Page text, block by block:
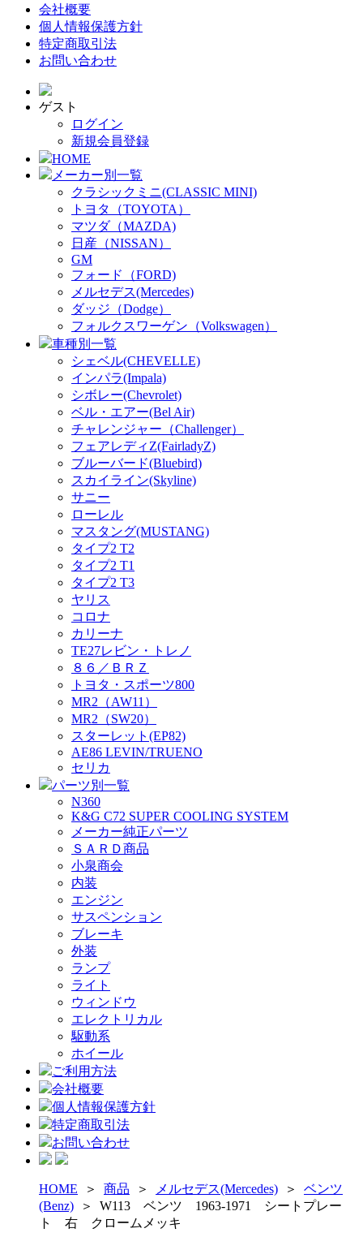
会社概要
個人情報保護方針
特定商取引法
お問い合わせ
ゲスト
ログイン
新規会員登録
HOME
メーカー別一覧
クラシックミニ(CLASSIC MINI)
トヨタ（TOYOTA）
マツダ（MAZDA)
日産（NISSAN）
GM
フォード（FORD)
メルセデス(Mercedes)
ダッジ（Dodge）
フォルクスワーゲン（Volkswagen）
車種別一覧
シェベル(CHEVELLE)
インパラ(Impala)
シボレー(Chevrolet)
ベル・エアー(Bel Air)
チャレンジャー（Challenger）
フェアレディZ(FairladyZ)
ブルーバード(Bluebird)
スカイライン(Skyline)
サニー
ローレル
マスタング(MUSTANG)
タイプ2 T2
タイプ2 T1
タイプ2 T3
ヤリス
コロナ
カリーナ
TE27レビン・トレノ
８６／ＢＲＺ
トヨタ・スポーツ800
MR2（AW11）
MR2（SW20）
スターレット(EP82)
AE86 LEVIN/TRUENO
セリカ
パーツ別一覧
N360
K&G C72 SUPER COOLING SYSTEM
メーカー純正パーツ
ＳＡＲＤ商品
小泉商会
内装
エンジン
サスペンション
ブレーキ
外装
ランプ
ライト
ウィンドウ
エレクトリカル
駆動系
ホイール
ご利用方法
会社概要
個人情報保護方針
特定商取引法
お問い合わせ
HOME ＞ 商品 ＞ メルセデス(Mercedes) ＞ ベンツ
(Benz) ＞ W113 ベンツ 1963-1971 シートプレー
ト 右 クロームメッキ